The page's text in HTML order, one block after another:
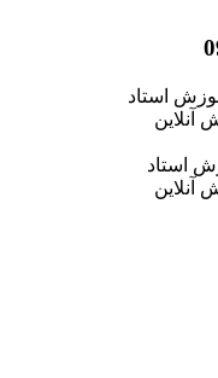
استاد
آنلاین